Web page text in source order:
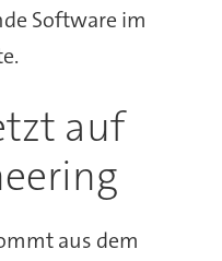
Software im
auf
aus dem